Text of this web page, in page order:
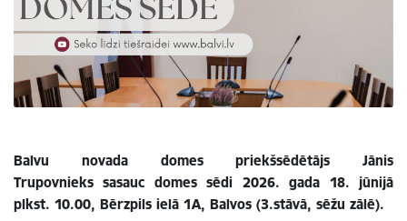
Balvu novada domes priekšsēdētājs Jānis
Trupovnieks sasauc domes sēdi 2026. gada 18. jūnijā
plkst. 10.00, Bērzpils ielā 1A, Balvos (3.stāvā, sēžu zālē).